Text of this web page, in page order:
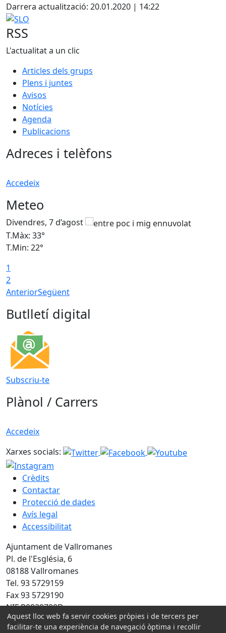
Darrera actualització: 20.01.2020 | 14:22
SLO
RSS
L'actualitat a un clic
Articles dels grups
Plens i juntes
Avisos
Notícies
Agenda
Publicacions
Adreces i telèfons
Accedeix
Meteo
Divendres, 7 d’agost
T.Màx: 33°
T.Min: 22°
1
2
AnteriorSegüent
Butlletí digital
Subscriu-te
Plànol / Carrers
Accedeix
Xarxes socials:
Crèdits
Contactar
Protecció de dades
Avís legal
Accessibilitat
Ajuntament de Vallromanes
Pl. de l'Església, 6
08188 Vallromanes
Tel. 93 5729159
Fax 93 5729190
NIF P0829700D
Amb la col·laboració de:
Aquest lloc web fa servir cookies pròpies i de tercers per
facilitar-te una experiència de navegació òptima i recollir